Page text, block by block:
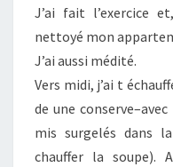
J’ai fait l’exercice
nettoyé mon
J’ai aussi médité.
Vers midi, j’ai t
de une
mis surgelés dans
chauffer la soupe).